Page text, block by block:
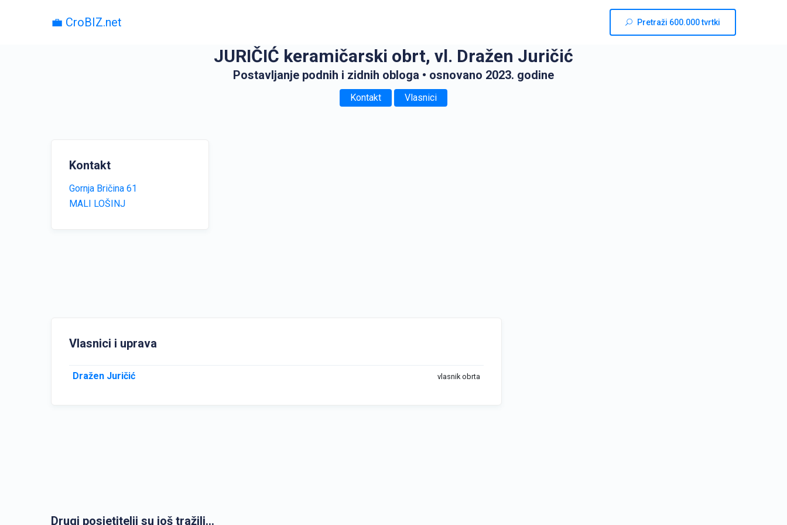
💼 CroBIZ.net Pretraži 600.000 tvrtki
JURIČIĆ keramičarski obrt, vl. Dražen Juričić
Postavljanje podnih i zidnih obloga • osnovano 2023. godine
Kontakt Vlasnici
Kontakt
Gornja Bričina 61
MALI LOŠINJ
Vlasnici i uprava
Dražen Juričić vlasnik obrta
Drugi posjetitelji su još tražili...